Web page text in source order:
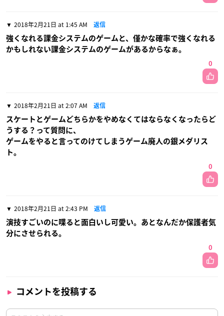
2018年2月21日 at 1:45 AM 返信
強くなれる課金システムのゲームと、僅かな確率で強くなれる
かもしれない課金システムのゲームがあるからなぁ。
0
2018年2月21日 at 2:07 AM 返信
スケートとゲームどちらかをやめなくてはならなくなったらど
うする？って質問に、
ゲームをやると言ってのけてしまうゲーム廃人の銀メダリス
ト。
0
2018年2月21日 at 2:43 PM 返信
演技すごいのに喋ると面白いし可愛い。あとなんだか保護者気
分にさせられる。
0
コメントを投稿する